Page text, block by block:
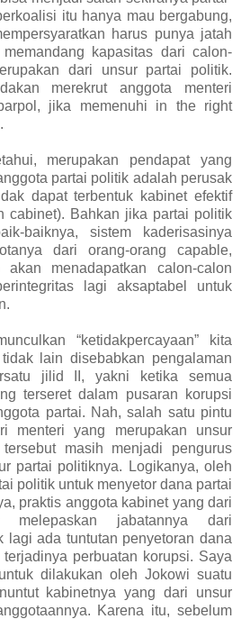
itu hanya mau bergabung,
harus punya jatah
kapasitas dari calon-
dari unsur partai politik.
merekrut anggota menteri
jika memenuhi in the right
merupakan pendapat yang
partai politik adalah perusak
dapat terbentuk kabinet efektif
cabinet). Bahkan jika partai politik
baiknya, sistem kaderisasinya
dari orang-orang capable,
menadapatkan calon-calon
lagi aksaptabel untuk
“ketidakpercayaan” kita
lain disebabkan pengalaman
jilid II, yakni ketika semua
terseret dalam pusaran korupsi
partai. Nah, salah satu pintu
menteri yang merupakan unsur
masih menjadi pengurus
partai politiknya. Logikanya, oleh
politik untuk menyetor dana partai
praktis anggota kabinet yang dari
jabatannya dari
lagi ada tuntutan penyetoran dana
perbuatan korupsi. Saya
dilakukan oleh Jokowi suatu
kabinetnya yang dari unsur
Karena itu, sebelum